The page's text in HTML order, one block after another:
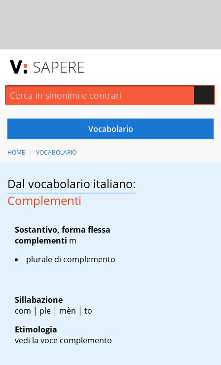
SAPERE
HOME VOCABOLARIO
Dal vocabolario italiano:
Complementi
Sostantivo, forma flessa
complementi m
plurale di complemento
Sillabazione
com | ple | mèn | to
Etimologia
vedi la voce complemento